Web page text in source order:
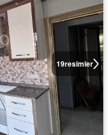
19resimler